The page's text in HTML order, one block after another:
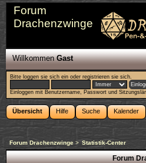
Forum
Drachenzwinge
WillkommenGast
Bitte loggen sie sich ein oderregistrieren sie sich.
Einloggen mit Benutzername, Passwort und
Übersicht Hilfe Suche Kalender
Forum Drachenzwinge > Statistik-Center
Forum